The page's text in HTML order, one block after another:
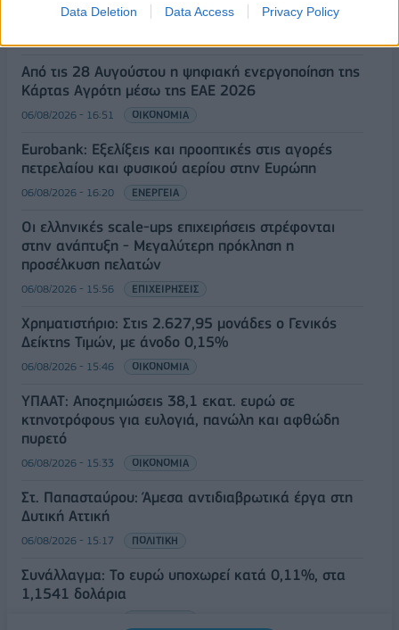
Data Deletion Data Access Privacy Policy
βιομηχανίας
Από τις 28 Αυγούστου η ψηφιακή ενεργοποίηση της
Κάρτας Αγρότη μέσω της ΕΑΕ 2026
06/08/2026 - 16:51 ΟΙΚΟΝΟΜΙΑ
Eurobank: Εξελίξεις και προοπτικές στις αγορές
πετρελαίου και φυσικού αερίου στην Ευρώπη
06/08/2026 - 16:20 ΕΝΕΡΓΕΙΑ
Οι ελληνικές scale-ups επιχειρήσεις στρέφονται
στην ανάπτυξη - Μεγαλύτερη πρόκληση η
προσέλκυση πελατών
06/08/2026 - 15:56 ΕΠΙΧΕΙΡΗΣΕΙΣ
Χρηματιστήριο: Στις 2.627,95 μονάδες ο Γενικός
Δείκτης Τιμών, με άνοδο 0,15%
06/08/2026 - 15:46 ΟΙΚΟΝΟΜΙΑ
ΥΠΑΑΤ: Αποζημιώσεις 38,1 εκατ. ευρώ σε
κτηνοτρόφους για ευλογιά, πανώλη και αφθώδη
πυρετό
06/08/2026 - 15:33 ΟΙΚΟΝΟΜΙΑ
Στ. Παπασταύρου: Άμεσα αντιδιαβρωτικά έργα στη
Δυτική Αττική
06/08/2026 - 15:17 ΠΟΛΙΤΙΚΗ
Συνάλλαγμα: Το ευρώ υποχωρεί κατά 0,11%, στα
1,1541 δολάρια